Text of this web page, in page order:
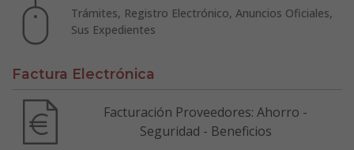
Trámites, Registro Electrónico, Anuncios Oficiales,
Sus Expedientes
Factura Electrónica
Facturación Proveedores: Ahorro -
Seguridad - Beneficios